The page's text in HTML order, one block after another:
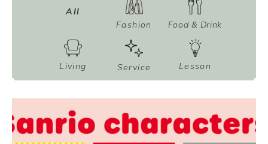
All
Fashion
Food & Drink
Living Service Lesson